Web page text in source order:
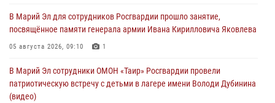
06 августа 2026, 08:00
В Марий Эл сотрудники вневедомственной охраны Росгвардии за
05 августа 2026, 09:44
В Марий Эл для сотрудников Росгвардии прошло занятие,
посвящённое памяти генерала армии Ивана Кирилловича Яковлева
05 августа 2026, 09:10 1
В Марий Эл сотрудники ОМОН «Таир» Росгвардии провели
патриотическую встречу с детьми в лагере имени Володи Дубинина
(видео)